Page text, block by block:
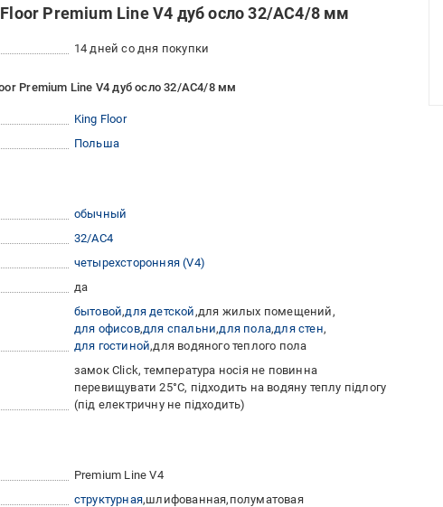
Premium Line V4 дуб осло 32/АС4/8 мм
14 дней со дня покупки
Premium Line V4 дуб осло 32/АС4/8 мм
King Floor
Польша
обычный
32/АС4
четырехсторонняя (V4)
да
бытовой для детской для жилых помещений
для офисов для спальни для пола для стен
для гостиной для водяного теплого пола
замок Click, температура носія не повинна
перевищувати 25°C, підходить на водяну теплу підлогу
(під електричну не підходить)
Premium Line V4
структурная шлифованная полуматовая